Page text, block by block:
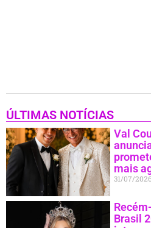
ÚLTIMAS NOTÍCIAS
Val
mais
31/07/2026
Brasil